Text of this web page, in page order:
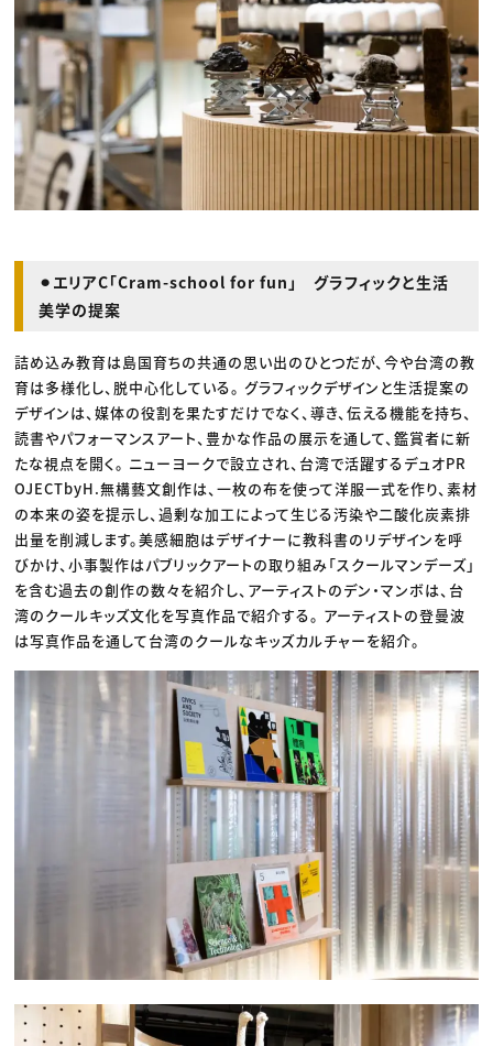
⚫︎エリアC「Cram-school for fun」 グラフィックと生活
美学の提案
詰め込み教育は島国育ちの共通の思い出のひとつだが、今や台湾の教
育は多様化し、脱中心化している。 グラフィックデザインと生活提案の
デザインは、媒体の役割を果たすだけでなく、導き、伝える機能を持ち、
読書やパフォーマンスアート、豊かな作品の展示を通して、鑑賞者に新
たな視点を開く。 ニューヨークで設立され、台湾で活躍するデュオPR
OJECTbyH.無構藝文創作は、一枚の布を使って洋服一式を作り、素材
の本来の姿を提示し、過剰な加工によって生じる汚染や二酸化炭素排
出量を削減します。美感細胞はデザイナーに教科書のリデザインを呼
びかけ、小事製作はパブリックアートの取り組み「スクールマンデーズ」
を含む過去の創作の数々を紹介し、アーティストのデン・マンボは、台
湾のクールキッズ文化を写真作品で紹介する。 アーティストの登曼波
は写真作品を通して台湾のクールなキッズカルチャーを紹介。